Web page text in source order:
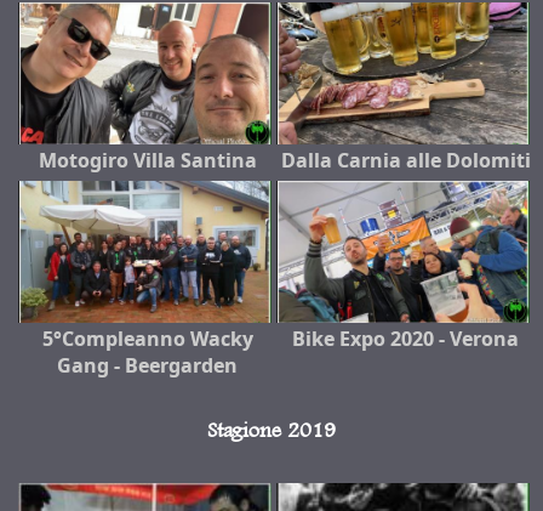
Motogiro Villa Santina Dalla Carnia alle Dolomiti
5°Compleanno Wacky
Gang - Beergarden
Bike Expo 2020 - Verona
Stagione 2019